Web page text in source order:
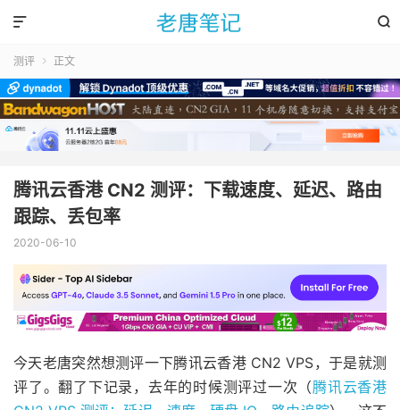


测评  正文
腾讯云香港 CN2 测评：下载速度、延迟、路由
跟踪、丢包率
2020-06-10
今天老唐突然想测评一下腾讯云香港 CN2 VPS，于是就测
评了。翻了下记录，去年的时候测评过一次（腾讯云香港